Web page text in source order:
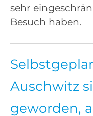
sehr
Besuch haben.
Auschwitz
geworden,